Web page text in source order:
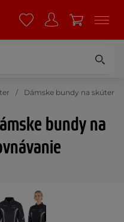
Dámske bundy na skúter
bundy na